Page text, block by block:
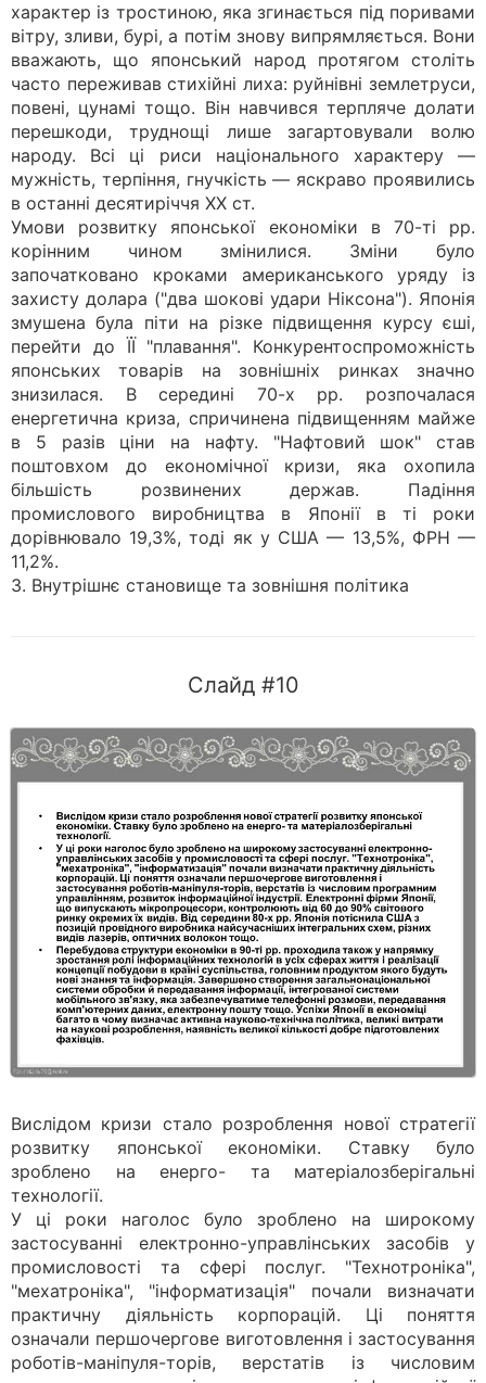
характер із тростиною, яка згинається під поривами
вітру, зливи, бурі, а потім знову випрямляється. Вони
вважають, що японський народ протягом століть
часто переживав стихійні лиха: руйнівні землетруси,
повені, цунамі тощо. Він навчився терпляче долати
перешкоди, труднощі лише загартовували волю
народу. Всі ці риси національного характеру —
мужність, терпіння, гнучкість — яскраво проявились
в останні десятиріччя XX ст.
Умови розвитку японської економіки в 70-ті рр.
корінним чином змінилися. Зміни було
започатковано кроками американського уряду із
захисту долара ("два шокові удари Ніксона"). Японія
змушена була піти на різке підвищення курсу єші,
перейти до ЇЇ "плавання". Конкурентоспроможність
японських товарів на зовнішніх ринках значно
знизилася. В середині 70-х рр. розпочалася
енергетична криза, спричинена підвищенням майже
в 5 разів ціни на нафту. "Нафтовий шок" став
поштовхом до економічної кризи, яка охопила
більшість розвинених держав. Падіння
промислового виробництва в Японії в ті роки
дорівнювало 19,3%, тоді як у США — 13,5%, ФРН —
11,2%.
3. Внутрішнє становище та зовнішня політика
Слайд #10
Вислідом кризи стало розроблення нової стратегії
розвитку японської економіки. Ставку було
зроблено на енерго- та матеріалозберігальні
технології.
У ці роки наголос було зроблено на широкому
застосуванні електронно-управлінських засобів у
промисловості та сфері послуг. "Технотроніка",
"мехатроніка", "інформатизація" почали визначати
практичну діяльність корпорацій. Ці поняття
означали першочергове виготовлення і застосування
роботів-маніпуля-торів, верстатів із числовим